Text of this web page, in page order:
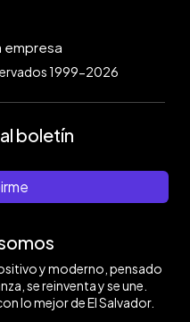
1999-2026
boletín
y moderno, pensado
se reinventa y se une.
lo mejor de El Salvador.